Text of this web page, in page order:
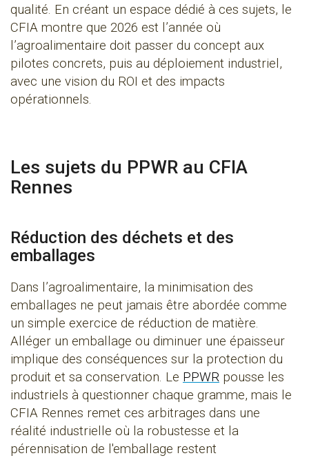
qualité. En créant un espace dédié à ces sujets, le
CFIA montre que 2026 est l’année où
l’agroalimentaire doit passer du concept aux
pilotes concrets, puis au déploiement industriel,
avec une vision du ROI et des impacts
opérationnels.
Les sujets du PPWR au CFIA
Rennes
Réduction des déchets et des
emballages
Dans l’agroalimentaire, la minimisation des
emballages ne peut jamais être abordée comme
un simple exercice de réduction de matière.
Alléger un emballage ou diminuer une épaisseur
implique des conséquences sur la protection du
produit et sa conservation. Le PPWR pousse les
industriels à questionner chaque gramme, mais le
CFIA Rennes remet ces arbitrages dans une
réalité industrielle où la robustesse et la
pérennisation de l'emballage restent